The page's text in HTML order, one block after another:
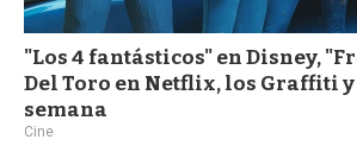
"Los 4 fantásticos" en Disney,
Del Toro en Netflix, los Graffiti
semana
Cine